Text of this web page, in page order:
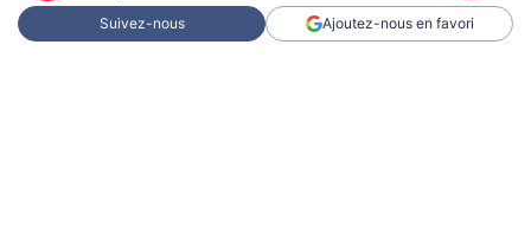
Suivez-nous Ajoutez-nous en favori